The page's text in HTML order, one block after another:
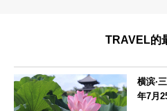
TRAVEL的
横滨·
年7月